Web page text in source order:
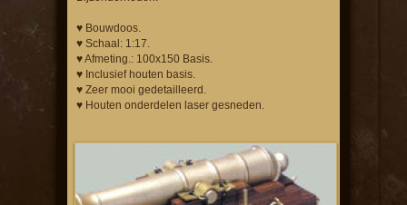
♥ Bouwdoos.
♥ Schaal: 1:17.
♥ Afmeting.: 100x150 Basis.
♥ Inclusief houten basis.
♥ Zeer mooi gedetailleerd.
♥ Houten onderdelen laser gesneden.